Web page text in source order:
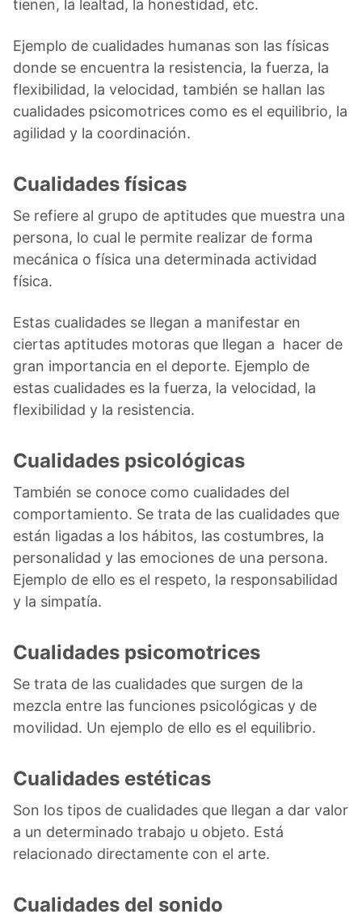
tienen, la lealtad, la honestidad, etc.
Ejemplo de cualidades humanas son las físicas
donde se encuentra la resistencia, la fuerza, la
flexibilidad, la velocidad, también se hallan las
cualidades psicomotrices como es el equilibrio, la
agilidad y la coordinación.
Cualidades físicas
Se refiere al grupo de aptitudes que muestra una
persona, lo cual le permite realizar de forma
mecánica o física una determinada actividad
física.
Estas cualidades se llegan a manifestar en
ciertas aptitudes motoras que llegan a hacer de
gran importancia en el deporte. Ejemplo de
estas cualidades es la fuerza, la velocidad, la
flexibilidad y la resistencia.
Cualidades psicológicas
También se conoce como cualidades del
comportamiento. Se trata de las cualidades que
están ligadas a los hábitos, las costumbres, la
personalidad y las emociones de una persona.
Ejemplo de ello es el respeto, la responsabilidad
y la simpatía.
Cualidades psicomotrices
Se trata de las cualidades que surgen de la
mezcla entre las funciones psicológicas y de
movilidad. Un ejemplo de ello es el equilibrio.
Cualidades estéticas
Son los tipos de cualidades que llegan a dar valor
a un determinado trabajo u objeto. Está
relacionado directamente con el arte.
Cualidades del sonido